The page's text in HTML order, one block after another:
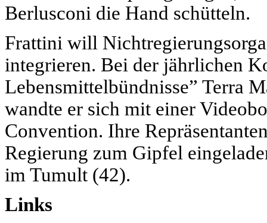
Berlusconi die Hand schütteln.
Frattini will
integrieren. Bei der jährlichen
Lebensmittelbündnisse” Terra
wandte er sich mit einer
Convention. Ihre
Regierung zum Gipfel
im Tumult (42).
Links